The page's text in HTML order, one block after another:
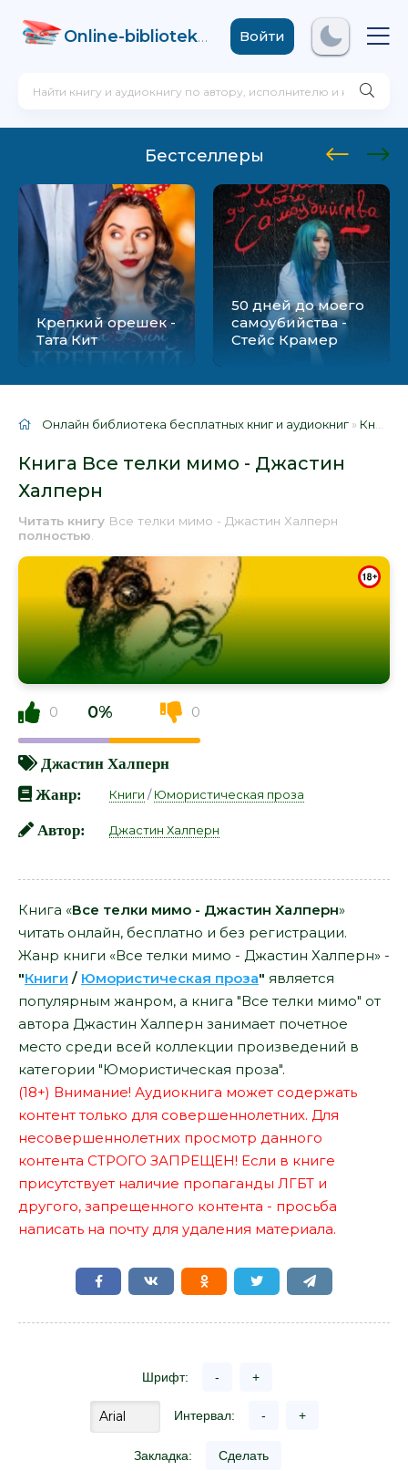
Online-biblioteka .comВойти
Бестселлеры
Крепкий орешек -
Тата Кит
50 дней до моего
самоубийства -
Стейс Крамер
Онлайн библиотека бесплатных книг и аудиокниг » Книги
Книга Все телки мимо - Джастин
Халперн
Читать книгу Все телки мимо - Джастин Халперн
полностью
0 0% 0
Джастин Халперн
Жанр:
Книги /Юмористическая проза
Автор: Джастин Халперн
Книга «Все телки мимо - Джастин Халперн»
читать онлайн, бесплатно и без регистрации.
Жанр книги «Все телки мимо - Джастин Халперн» -
"Книги / Юмористическая проза" является
популярным жанром, а книга "Все телки мимо" от
автора Джастин Халперн занимает почетное
место среди всей коллекции произведений в
категории "Юмористическая проза".
(18+) Внимание! Аудиокнига может содержать
контент только для совершеннолетних. Для
несовершеннолетних просмотр данного
контента СТРОГО ЗАПРЕЩЕН! Если в книге
присутствует наличие пропаганды ЛГБТ и
другого, запрещенного контента - просьба
написать на почту для удаления материала.
Шрифт: - +
Интервал: - +
Закладка: Сделать